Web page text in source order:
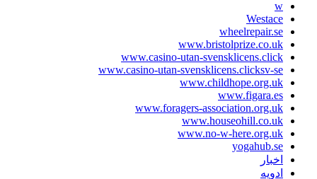
www.casino-utan-
www.casino-utan-svensklicens.clicksv-
www.foragers-
www.no-w-